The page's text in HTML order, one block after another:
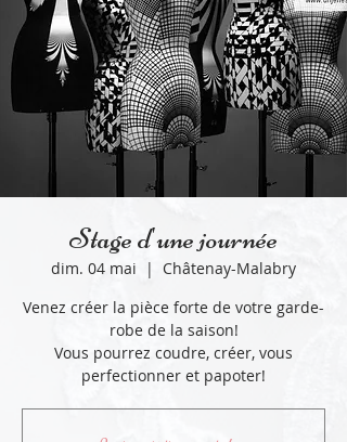
Stage d'une journée
dim. 04 mai
  |
Châtenay-Malabry
Venez créer la pièce forte de votre garde-
robe de la saison!
Vous pourrez coudre, créer, vous
perfectionner et papoter!